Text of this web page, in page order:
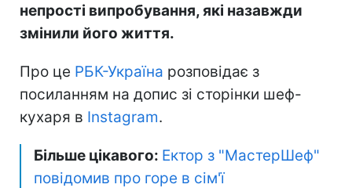
непрості випробування, які назавжди
змінили його життя.
Про це РБК-Україна розповідає з
посиланням на допис зі сторінки шеф-
кухаря в Instagram.
Більше цікавого: Ектор з "МастерШеф"
повідомив про горе в сім'ї